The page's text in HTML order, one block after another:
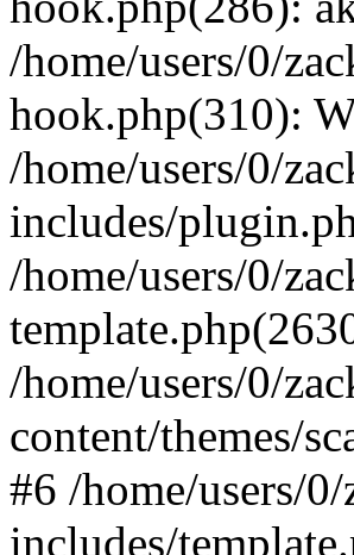
/home/users/0/
hook.php(310):
/home/users/0/
includes/
/home/users/0/
/home/users/0/
content/themes/
#6 /home/users/
includes/